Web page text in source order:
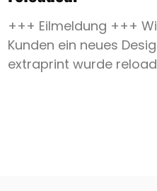
+++ Eilmeldung +++
Kunden ein neues
extraprint wurde